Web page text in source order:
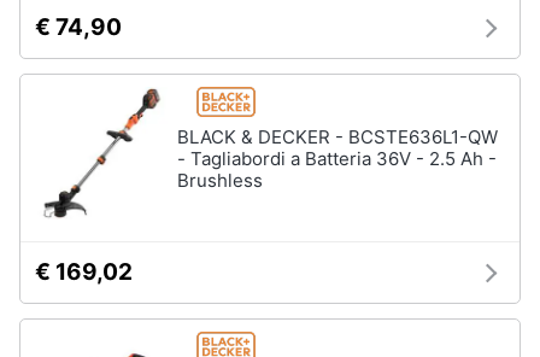
€ 74,90
BLACK & DECKER - BCSTE636L1-QW
- Tagliabordi a Batteria 36V - 2.5 Ah -
Brushless
€ 169,02